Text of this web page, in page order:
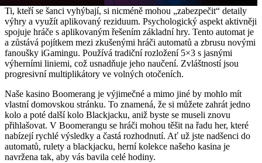
Ti, kteří se šanci vyhýbají, si nicméně mohou „zabezpečit“ detaily
výhry a využít aplikovaný reziduum. Psychologický aspekt aktivněji
spojuje hráče s aplikovaným řešením základní hry. Tento automat je
a zůstává pojítkem mezi zkušenými hráči automatů a zbrusu novými
fanoušky iGamingu. Používá tradiční rozložení 5×3 s jasnými
výherními liniemi, což usnadňuje jeho naučení. Zvláštností jsou
progresivní multiplikátory ve volných otočeních.
Naše kasino Boomerang je výjimečné a mimo jiné by mohlo mít
vlastní domovskou stránku. To znamená, že si můžete zahrát jedno
kolo a poté další kolo Blackjacku, aniž byste se museli znovu
přihlašovat. V Boomerangu se hráči mohou těšit na řadu her, které
nabízejí rychlé výsledky a častá rozhodnutí. Ať už jste nadšenci do
automatů, rulety a blackjacku, herní kolekce našeho kasina je
navržena tak, aby vás bavila celé hodiny.